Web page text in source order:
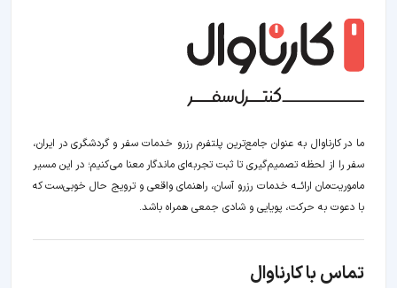
ما در کارناوال به عنوان جامع‌ترین پلتفرم رزرو خدمات سفر و گردشگری در ایران،
سفر را از لحظه‌ تصمیم‌گیری تا ثبت تجربه‌ای ماندگار معنا می‌کنیم؛ در این مسیر‍
ماموریت‌مان اراﺋــﻪ خدمات رزرو آسان، راهنمای واقعی و ترویج حال خوبی‌ست که
با دعوت به حرکت، پویایی و شادی جمعی همراه باشد.
تماس با کارناوال